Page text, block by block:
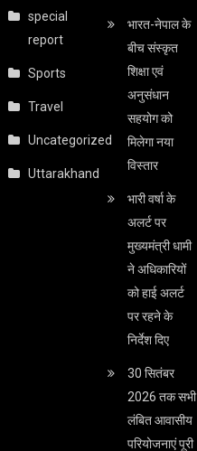
special
report
Sports
Travel
Uncategorized
Uttarakhand
भारत-नेपाल के
बीच संस्कृत
शिक्षा एवं
अनुसंधान
सहयोग को
मिलेगा नया
विस्तार
भारी वर्षा के
अलर्ट पर
मुख्यमंत्री धामी
ने अधिकारियों
को हाई अलर्ट
पर रहने के
निर्देश दिए
30 सितंबर
2026 तक सभी
लंबित आवासीय
परियोजनाएं पूरी